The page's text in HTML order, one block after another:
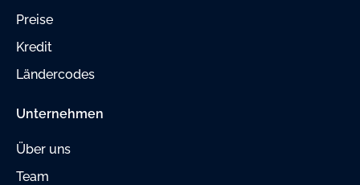
Preise
Kredit
Ländercodes
Unternehmen
Über uns
Team